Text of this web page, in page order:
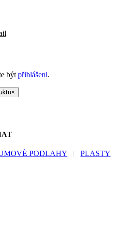
být přihlášeni.
×
PODLAHY | PLASTY